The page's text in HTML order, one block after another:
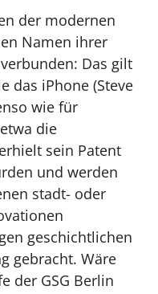
der modernen
Namen ihrer
Das gilt
das iPhone (Steve
wie für
die
sein Patent
und werden
stadt- oder
geschichtlichen
gebracht. Wäre
der GSG Berlin